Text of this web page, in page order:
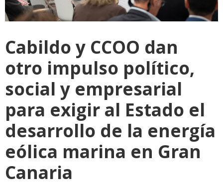
Cabildo y CCOO dan
otro impulso político,
social y empresarial
para exigir al Estado el
desarrollo de la energía
eólica marina en Gran
Canaria